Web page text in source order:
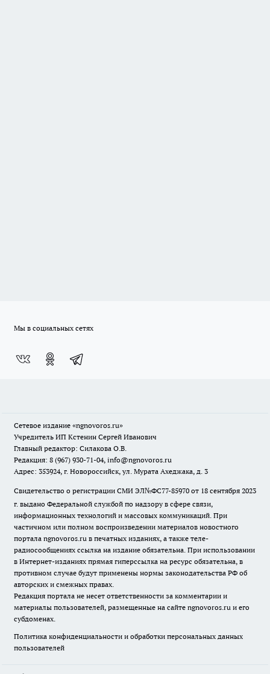
Мы в социальных сетях
Сетевое издание «ngnovoros.ru»
Учредитель ИП Кстенин Сергей Иванович
Главный редактор: Силакова О.В.
Редакция: 8 (967) 930-71-04, info@ngnovoros.ru
Адрес: 353924, г. Новороссийск, ул. Мурата Ахеджака, д. 3
Свидетельство о регистрации СМИ ЭЛ№ФС77-85970 от 18 сентября 2023
г. выдано Федеральной службой по надзору в сфере связи,
информационных технологий и массовых коммуникаций. При
частичном или полном воспроизведении материалов новостного
портала ngnovoros.ru в печатных изданиях, а также теле-
радиосообщениях ссылка на издание обязательна. При использовании
в Интернет-изданиях прямая гиперссылка на ресурс обязательна, в
противном случае будут применены нормы законодательства РФ об
авторских и смежных правах.
Редакция портала не несет ответственности за комментарии и
материалы пользователей, размещенные на сайте ngnovoros.ru и его
субдоменах.
Политика конфиденциальности и обработки персональных данных
пользователей